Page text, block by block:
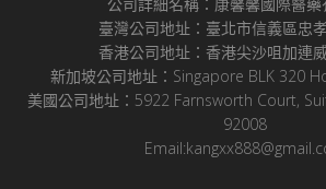
臺灣公司地址：臺北市信義區忠
香港公司地址：香港尖沙咀加連
新加坡公司地址：Singapore BLK 320
美國公司地址：5922 Farnsworth Court,
92008